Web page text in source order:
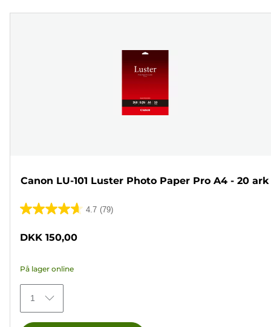
Canon LU-101 Luster Photo Paper Pro A4 - 20 ark
4.7 (79)
4.7
af
stjerner.
79
anmeldelser
DKK 150,00
På lager online
1